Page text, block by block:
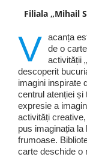
Filiala „Mihail
V acanța
de o
activității
descoperit
imagini inspirate
centrul atenției
expresie a
activități
pus imaginația
frumoase.
carte deschide o